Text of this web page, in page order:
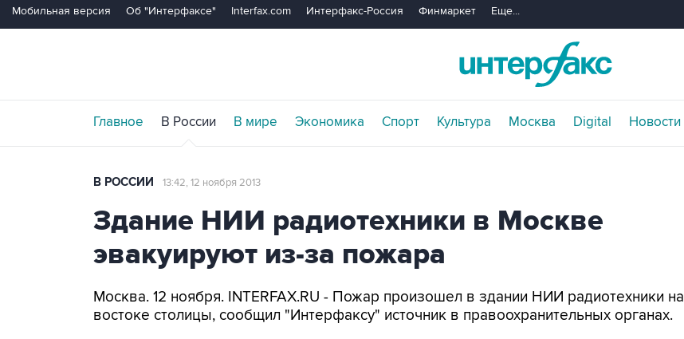
Мобильная версия Об "Интерфаксе" Interfax.com Интерфакс-Россия Финмаркет Еще...
Главное В России В мире Экономика Спорт Культура Москва Digital Новости
В РОССИИ 13:42, 12 ноября 2013
Здание НИИ радиотехники в Москве
эвакуируют из-за пожара
Москва. 12 ноября. INTERFAX.RU - Пожар произошел в здании НИИ радиотехники на
востоке столицы, сообщил "Интерфаксу" источник в правоохранительных органах.